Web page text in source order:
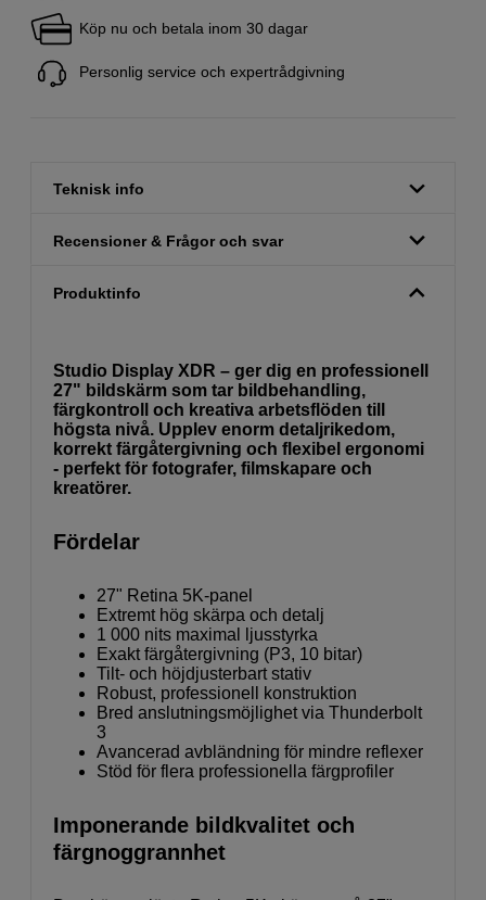
Köp nu och betala inom 30 dagar
Personlig service och expertrådgivning
Teknisk info
Recensioner & Frågor och svar
Produktinfo
Studio Display XDR – ger dig en professionell
27" bildskärm som tar bildbehandling,
färgkontroll och kreativa arbetsflöden till
högsta nivå. Upplev enorm detaljrikedom,
korrekt färgåtergivning och flexibel ergonomi
- perfekt för fotografer, filmskapare och
kreatörer.
Fördelar
27" Retina 5K-panel
Extremt hög skärpa och detalj
1 000 nits maximal ljusstyrka
Exakt färgåtergivning (P3, 10 bitar)
Tilt- och höjdjusterbart stativ
Robust, professionell konstruktion
Bred anslutningsmöjlighet via Thunderbolt
3
Avancerad avbländning för mindre reflexer
Stöd för flera professionella färgprofiler
Imponerande bildkvalitet och
färgnoggrannhet